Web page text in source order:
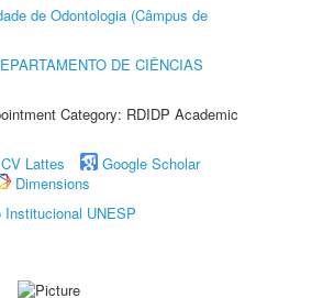
de Odontologia (Câmpus de
DE CIÊNCIAS
Category: RDIDP Academic
CV Lattes
Google Scholar
Dimensions
Institucional UNESP